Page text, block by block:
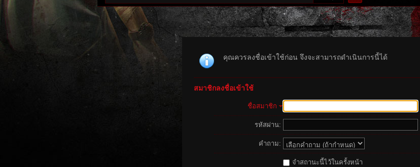
ค้นหา
คุณควรลงชื่อเข้าใช้ก่อน จึงจะสามารถดำเนินการนี้ได้
สมาชิกลงชื่อเข้าใช้
ชื่อสมาชิก
รหัสผ่าน:
คำถาม:
จำสถานะนี้ไว้ในครั้งหน้า